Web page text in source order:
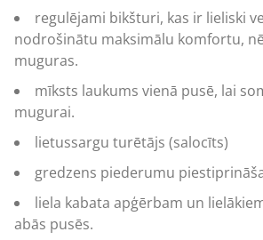
regulējami bikšturi, kas ir lieliski
nodrošinātu maksimālu komfortu,
muguras.
mīksts laukums vienā pusē, lai
mugurai.
lietussargu turētājs (salocīts)
gredzens piederumu
liela kabata apģērbam un
abās pusēs.